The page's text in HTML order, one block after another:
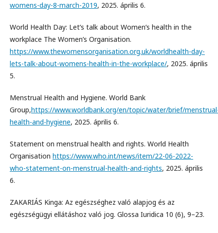
womens-day-8-march-2019, 2025. április 6.
World Health Day: Let’s talk about Women’s health in the
workplace The Women’s Organisation.
https://www.thewomensorganisation.org.uk/worldhealth-day-
lets-talk-about-womens-health-in-the-workplace/, 2025. április
5.
Menstrual Health and Hygiene. World Bank
Group,https://www.worldbank.org/en/topic/water/brief/
health-and-hygiene, 2025. április 6.
Statement on menstrual health and rights. World Health
Organisation https://www.who.int/news/item/22-06-2022-
who-statement-on-menstrual-health-and-rights, 2025. április
6.
ZAKARIÁS Kinga: Az egészséghez való alapjog és az
egészségügyi ellátáshoz való jog. Glossa Iuridica 10 (6), 9–23.